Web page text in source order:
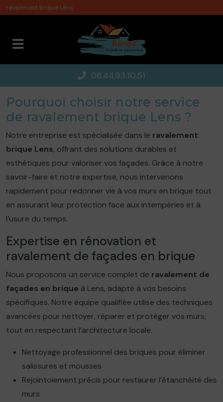
ravalement brique Lens
06.44.93.10.51
Pourquoi choisir notre service
de ravalement brique Lens ?
Notre entreprise est spécialisée dans le ravalement
brique Lens, offrant des solutions durables et
esthétiques pour valoriser vos façades. Grâce à notre
savoir-faire et notre expertise, nous intervenons
rapidement pour redonner vie à vos murs en brique tout
en assurant leur protection face aux intempéries et à
l’usure du temps.
Expertise en rénovation et
ravalement de façades en brique
Nous proposons un service complet de ravalement de
façades en brique à Lens, adapté à vos besoins
spécifiques. Notre équipe qualifiée utilise des techniques
avancées pour nettoyer, réparer et protéger vos murs,
tout en respectant l’architecture locale.
Nettoyage professionnel des briques pour éliminer
salissures et mousses
Rejointoiement précis pour restaurer l’étanchéité des
murs
Panneau de gestion des cookies